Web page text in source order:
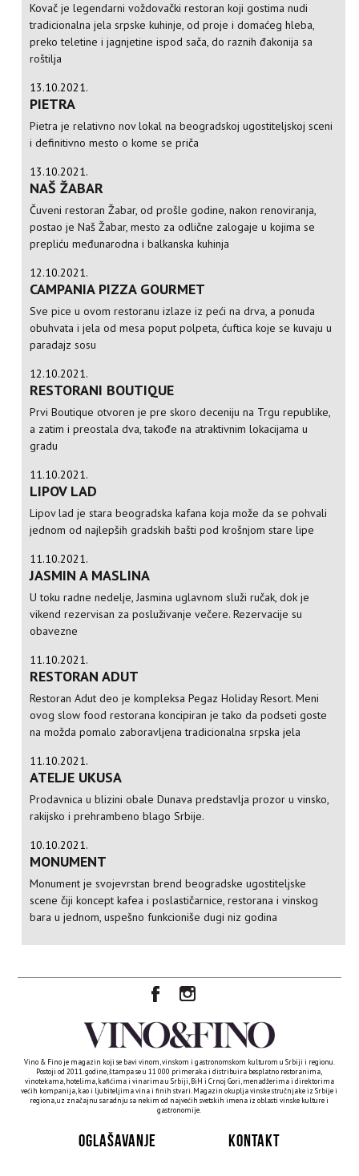
Kovač je legendarni voždovački restoran koji gostima nudi
tradicionalna jela srpske kuhinje, od proje i domaćeg hleba,
preko teletine i jagnjetine ispod sača, do raznih đakonija sa
roštilja
13.10.2021.
PIETRA
Pietra je relativno nov lokal na beogradskoj ugostiteljskoj sceni
i definitivno mesto o kome se priča
13.10.2021.
NAŠ ŽABAR
Čuveni restoran Žabar, od prošle godine, nakon renoviranja,
postao je Naš Žabar, mesto za odlične zalogaje u kojima se
prepliću međunarodna i balkanska kuhinja
12.10.2021.
CAMPANIA PIZZA GOURMET
Sve pice u ovom restoranu izlaze iz peći na drva, a ponuda
obuhvata i jela od mesa poput polpeta, ćuftica koje se kuvaju u
paradajz sosu
12.10.2021.
RESTORANI BOUTIQUE
Prvi Boutique otvoren je pre skoro deceniju na Trgu republike,
a zatim i preostala dva, takođe na atraktivnim lokacijama u
gradu
11.10.2021.
LIPOV LAD
Lipov lad je stara beogradska kafana koja može da se pohvali
jednom od najlepših gradskih bašti pod krošnjom stare lipe
11.10.2021.
JASMIN A MASLINA
U toku radne nedelje, Jasmina uglavnom služi ručak, dok je
vikend rezervisan za posluživanje večere. Rezervacije su
obavezne
11.10.2021.
RESTORAN ADUT
Restoran Adut deo je kompleksa Pegaz Holiday Resort. Meni
ovog slow food restorana koncipiran je tako da podseti goste
na možda pomalo zaboravljena tradicionalna srpska jela
11.10.2021.
ATELJE UKUSA
Prodavnica u blizini obale Dunava predstavlja prozor u vinsko,
rakijsko i prehrambeno blago Srbije.
10.10.2021.
MONUMENT
Monument je svojevrstan brend beogradske ugostiteljske
scene čiji koncept kafea i poslastičarnice, restorana i vinskog
bara u jednom, uspešno funkcioniše dugi niz godina
Vino & Fino je magazin koji se bavi vinom, vinskom i gastronomskom kulturom u Srbiji i regionu.
Postoji od 2011. godine, štampa se u 11 000 primeraka i distribuira besplatno restoranima,
vinotekama, hotelima, kafićima i vinarima u Srbiji, BiH i Crnoj Gori, menadžerima i direktorima
većih kompanija, kao i ljubiteljima vina i finih stvari. Magazin okuplja vinske stručnjake iz Srbije i
regiona, uz značajnu saradnju sa nekim od najvećih svetskih imena iz oblasti vinske kulture i
gastronomije.
OGLAŠAVANJE KONTAKT